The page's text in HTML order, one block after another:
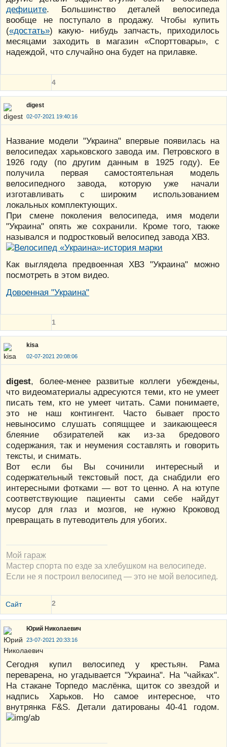
дефиците. Большинство деталей велосипеда
вообще не поступало в продажу. Чтобы купить
(«достать») какую- нибудь запчасть, приходилось
месяцами заходить в магазин «Спорттовары», с
надеждой, что случайно она будет на прилавке.
4
digest
02-07-2021 19:40:16
Название модели "Украина" впервые появилась на
велосипедах харьковского завода им. Петровского в
1926 году (по другим данным в 1925 году). Ее
получила первая самостоятельная модель
велосипедного завода, которую уже начали
изготавливать с широким использованием
локальных комплектующих.
При смене поколения велосипеда, имя модели
"Украина" опять же сохранили. Кроме того, также
назывался и подростковый велосипед завода ХВЗ.
Как выглядела предвоенная ХВЗ "Украина" можно
посмотреть в этом видео.
Довоенная "Украина"
1
kisa
02-07-2021 20:08:06
digest, более-менее развитые коллеги убеждены,
что видеоматериалы адресуются теми, кто не умеет
писать тем, кто не умеет читать. Сами понимаете,
это не наш контингент. Часто бывает просто
невыносимо слушать сопящщее и заикающееся
блеяние обзирателей как из-за бредового
содержания, так и неумения составлять и говорить
тексты, и снимать.
Вот если бы Вы сочинили интересный и
содержательный текстовый пост, да снабдили его
интересными фотками — вот то ценно. А на ютупе
соответствующие пациенты сами себе найдут
мусор для глаз и мозгов, не нужно Кроковод
превращать в путеводитель для убогих.
Мой гараж
Мастер спорта по езде за хлебушком на велосипеде.
Если не я построил велосипед — это не мой велосипед.
Сайт 2
Юрий Николаевич
23-07-2021 20:33:16
Сегодня купил велосипед у крестьян. Рама
переварена, но угадывается "Украина". На "чайках".
На стакане Торпедо маслёнка, щиток со звездой и
надпись Харьков. Но самое интересное, что
внутрянка F&S. Детали датированы 40-41 годом.